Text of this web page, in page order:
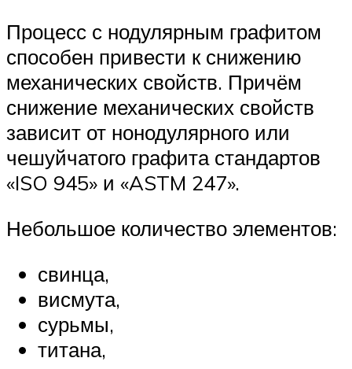
Процесс с нодулярным графитом
способен привести к снижению
механических свойств. Причём
снижение механических свойств
зависит от нонодулярного или
чешуйчатого графита стандартов
«ISO 945» и «ASTM 247».
Небольшое количество элементов:
свинца,
висмута,
сурьмы,
титана,